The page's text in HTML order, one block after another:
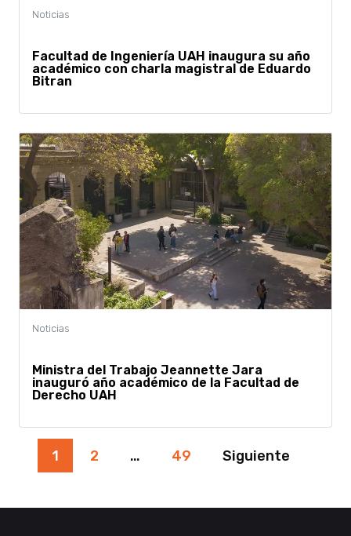
Facultad de Ingeniería UAH inaugura su año
académico con charla magistral de Eduardo
Bitran
Ministra del Trabajo Jeannette Jara
inauguró año académico de la Facultad de
Derecho UAH
Paginación
entradas
1 2 … 49 Siguiente